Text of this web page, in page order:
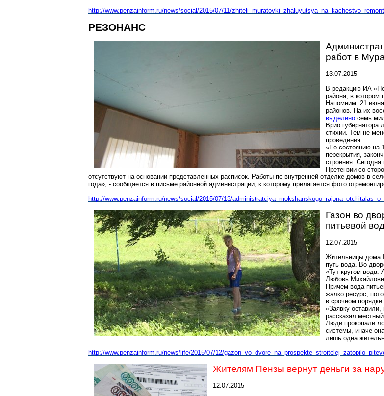
http://www.penzainform.ru/news/social/2015/07/11/
РЕЗОНАНС
работ в
13.07.2015
В редакцию ИА
района, в котором
Напомним: 21 июня
районов. На их
выделено семь
Врио губернатора
стихии. Тем не
проведения.
«По состоянию на
перекрытия,
строения. Сегодня
Претензии со
отсутствуют на основании представленных расписок. Работы по внутренней отделке домов в
года», - сообщается в письме районной администрации, к которому прилагается фото
http://www.penzainform.ru/news/social/2015/07/13/administratciya_mokshansk
Газон во
питьевой
12.07.2015
Жительницы дома
путь вода. Во
«Тут кругом вода.
Любовь
Причем вода
жалко ресурс,
в срочном порядке
«Заявку оставили,
рассказал
Люди прокопали
системы, иначе
лишь одна
http://www.penzainform.ru/news/life/2015/07/12/
Жителям Пензы вернут деньги за
12.07.2015